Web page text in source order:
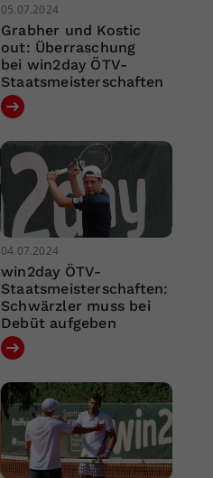
05.07.2024
Grabher und Kostic
out: Überraschung
bei win2day ÖTV-
Staatsmeisterschaften
04.07.2024
win2day ÖTV-
Staatsmeisterschaften:
Schwärzler muss bei
Debüt aufgeben